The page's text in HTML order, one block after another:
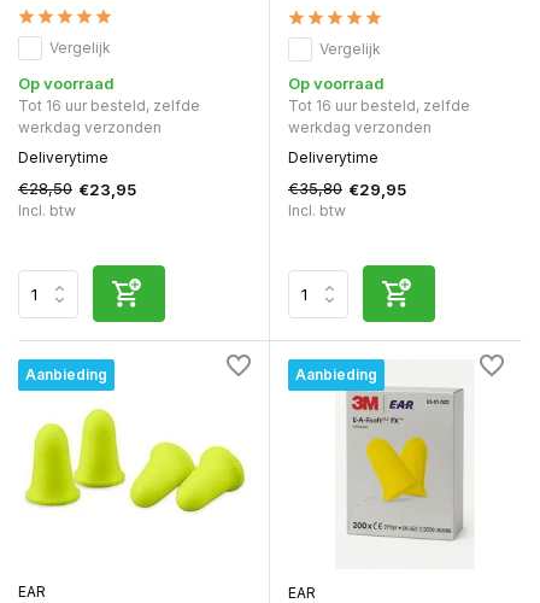
Vergelijk
Op voorraad
Tot 16 uur besteld, zelfde
werkdag verzonden
Deliverytime
€28,50 €23,95
Incl. btw
Vergelijk
Op voorraad
Tot 16 uur besteld, zelfde
werkdag verzonden
Deliverytime
€35,80 €29,95
Incl. btw
Aanbieding
EAR
Aanbieding
EAR